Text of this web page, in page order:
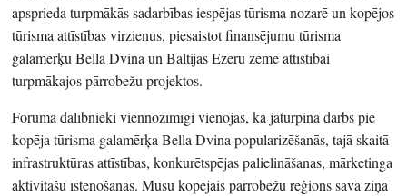
apsprieda turpmākās sadarbības iespējas tūrisma nozarē un kopējos
tūrisma attīstības virzienus, piesaistot finansējumu tūrisma
galamērķu Bella Dvina un Baltijas Ezeru zeme attīstībai
turpmākajos pārrobežu projektos.
Foruma dalībnieki viennozīmīgi vienojās, ka jāturpina darbs pie
kopēja tūrisma galamērķa Bella Dvina popularizēšanās, tajā skaitā
infrastruktūras attīstības, konkurētspējas palielināšanas, mārketinga
aktivitāšu īstenošanās. Mūsu kopējais pārrobežu reģions savā ziņā